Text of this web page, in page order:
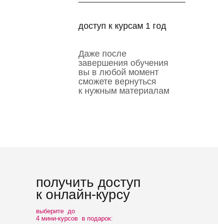
доступ к курсам 1 год
Даже после
завершения обучения
вы в любой момент
сможете вернуться
к нужным материалам
получить доступ
к онлайн-курсу
выберите до
4 мини-курсов в подарок: